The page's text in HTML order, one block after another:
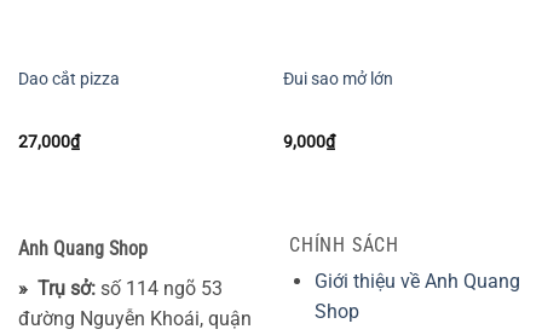
Dao cắt pizza
27,000₫
Đui sao mở lớn
9,000₫
Anh Quang Shop
» Trụ sở: số 114 ngõ 53
đường Nguyễn Khoái, quận
CHÍNH SÁCH
Giới thiệu về Anh Quang
Shop